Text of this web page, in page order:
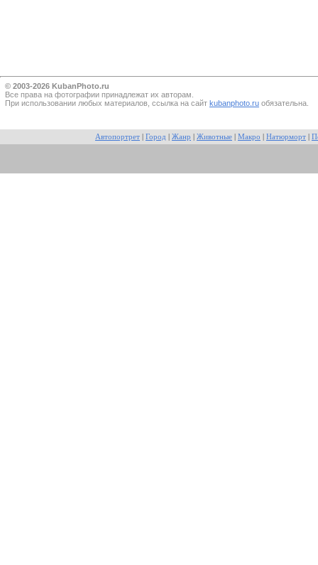
© 2003-2026 KubanPhoto.ru
Все прaва на фотографии принадлежат их авторам.
При использовании любых материалов, ссылка на сайт kubanphoto.ru обязательна.
Автопортрет Город Жанр Животные Макро Натюрморт